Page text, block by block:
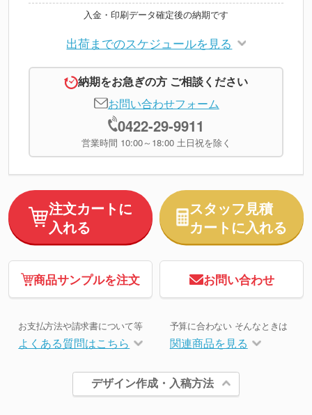
入金・印刷データ確定後の納期です
出荷までのスケジュールを見る
納期をお急ぎの方 ご相談ください
お問い合わせフォーム
0422-29-9911
営業時間 10:00～18:00 土日祝を除く
注文カートに
入れる
スタッフ見積
カートに入れる
商品サンプルを注文 お問い合わせ
お支払方法や請求書について等
よくある質問はこちら
予算に合わない そんなときは
関連商品を見る
デザイン作成・入稿方法